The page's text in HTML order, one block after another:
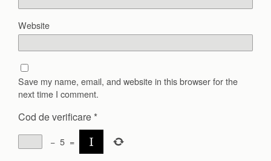
Website
Save my name, email, and website in this browser for the
next time I comment.
Cod de verificare *
− 5 =